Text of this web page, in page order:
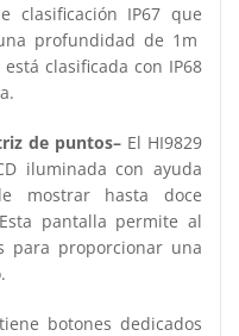
clasificación IP67 que
profundidad de 1m
clasificada con IP68
de puntos– El HI9829
iluminada con ayuda
mostrar hasta doce
pantalla permite al
para proporcionar una
botones dedicados